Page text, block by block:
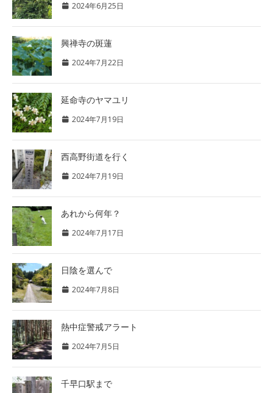
2024年6月25日
興禅寺の斑蓮
2024年7月22日
延命寺のヤマユリ
2024年7月19日
西高野街道を行く
2024年7月19日
あれから何年？
2024年7月17日
日陰を選んで
2024年7月8日
熱中症警戒アラート
2024年7月5日
千早口駅まで